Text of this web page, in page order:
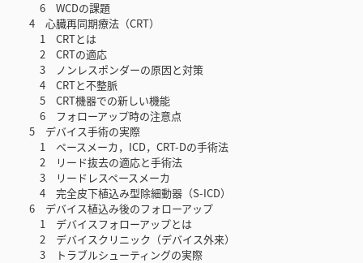
6 WCDの課題
4 心臓再同期療法（CRT）
1 CRTとは
2 CRTの適応
3 ノンレスポンダーの原因と対策
4 CRTと不整脈
5 CRT機器での新しい機能
6 フォローアップ時の注意点
5 デバイス手術の実際
1 ペースメーカ，ICD，CRT-Dの手術法
2 リード抜去の適応と手術法
3 リードレスペースメーカ
4 完全皮下植込み型除細動器（S-ICD）
6 デバイス植込み後のフォローアップ
1 デバイスフォローアップとは
2 デバイスクリニック（デバイス外来）
3 トラブルシューティングの実際